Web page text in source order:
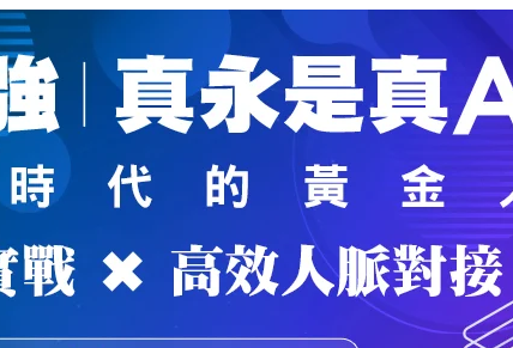
魔法弟子｜自資